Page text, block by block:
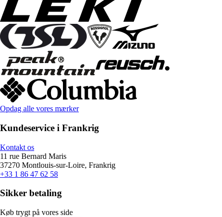
Opdag alle vores mærker
Kundeservice i Frankrig
Kontakt os
11 rue Bernard Maris
37270 Montlouis-sur-Loire, Frankrig
+33 1 86 47 62 58
Sikker betaling
Køb trygt på vores side